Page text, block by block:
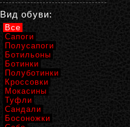
Вид обуви:
Все
Сапоги
Полусапоги
Ботильоны
Ботинки
Полуботинки
Кроссовки
Мокасины
Туфли
Сандали
Босоножки